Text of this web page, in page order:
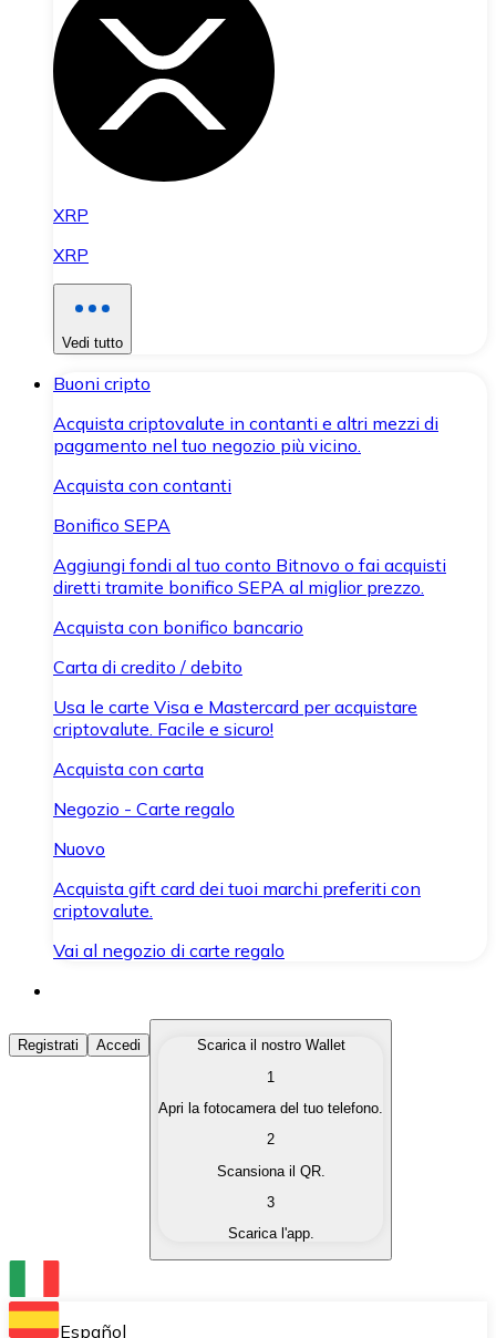
XRP
XRP
Vedi tutto
Buoni cripto
Acquista criptovalute in contanti e altri mezzi di
pagamento nel tuo negozio più vicino.
Acquista con contanti
Bonifico SEPA
Aggiungi fondi al tuo conto Bitnovo o fai acquisti
diretti tramite bonifico SEPA al miglior prezzo.
Acquista con bonifico bancario
Carta di credito / debito
Usa le carte Visa e Mastercard per acquistare
criptovalute. Facile e sicuro!
Acquista con carta
Negozio - Carte regalo
Nuovo
Acquista gift card dei tuoi marchi preferiti con
criptovalute.
Vai al negozio di carte regalo
Acquista Criptovalute
Acquista le criptovalute che ti interessano in modo
Converti le tue criptovalute in valuta fiat quando ne
Scambia una criptovaluta con un'altra
Conserva le tue cripto in un Wallet self-custodial.
Registrati Accedi
Scarica il nostro Wallet
1
Apri la fotocamera del tuo telefono.
2
Scansiona il QR.
3
Scarica l'app.
Español